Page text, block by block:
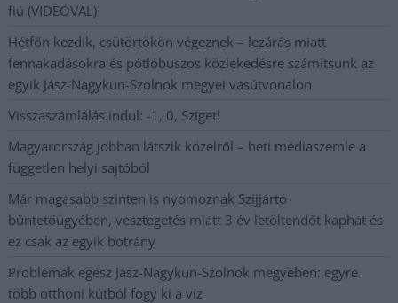
fiú (VIDEÓVAL)
Hétfőn kezdik, csütörtökön végeznek – lezárás miatt
fennakadásokra és pótlóbuszos közlekedésre számítsunk az
egyik Jász-Nagykun-Szolnok megyei vasútvonalon
Visszaszámlálás indul: -1, 0, Sziget!
Magyarország jobban látszik közelről – heti médiaszemle a
független helyi sajtóból
Már magasabb szinten is nyomoznak Szijjártó
büntetőügyében, vesztegetés miatt 3 év letöltendőt kaphat és
ez csak az egyik botrány
Problémák egész Jász-Nagykun-Szolnok megyében: egyre
több otthoni kútból fogy ki a víz